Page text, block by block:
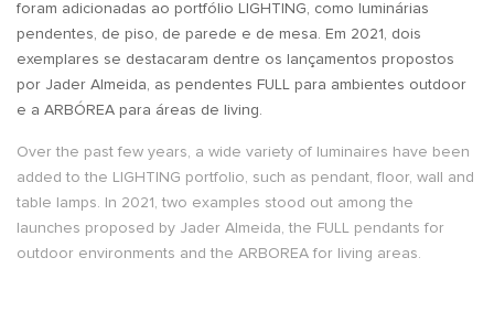
foram adicionadas ao portfólio LIGHTING, como luminárias
pendentes, de piso, de parede e de mesa. Em 2021, dois
exemplares se destacaram dentre os lançamentos propostos
por Jader Almeida, as pendentes FULL para ambientes outdoor
e a ARBÓREA para áreas de living.
Over the past few years, a wide variety of luminaires have been
added to the LIGHTING portfolio, such as pendant, floor, wall and
table lamps. In 2021, two examples stood out among the
launches proposed by Jader Almeida, the FULL pendants for
outdoor environments and the ARBOREA for living areas.